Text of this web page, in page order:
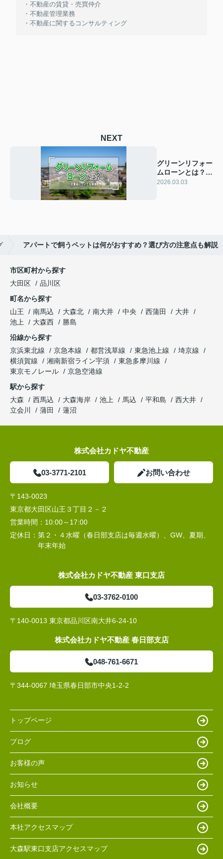
・不動産の賃貸・売買仲介
・不動産管理業務
・不動産に関するコンサルティング
NEXT
グリーンリフォー
ムローンとは？注
意点についても解
2026.03.03
アパートで飼うペットは何がおすすめ？選び方の注意点も解説
市区町村から探す
大田区
品川区
町名から探す
山王
南馬込 大森北 南大井 中央 西蒲田
大井
池上
大森西
勝島
沿線から探す
京浜東北線
京急本線 都営浅草線 東急池上線
埼京線
横須賀線
湘南新宿ライン宇須
東急多摩川線
東京モノレール
京急空港線
駅から探す
大森
西馬込 大森海岸 池上 馬込 平和島
西大井
立会川
蒲田 蓮沼
株式会社カドヤ不動産
03-3771-2101 お問い合わせ
〒143-0023
東京都大田区山王３丁目２－２
営業時間： 10:00～17:00
定休日： 第２・４水曜（春日部支店は毎週水曜）、GW、夏期、
年末年始
株式会社カドヤ不動産 東口支店
03-3762-0100
〒140-0013 東京都品川区南大井6-24-10
株式会社カドヤ不動産 春日部支店
048-761-6671
〒344-0067 埼玉県春日部市中央1-2-2
トップページ
ブログ
お客様の声
お知らせ
会社概要
本社アクセスマップ
大森駅東口支店アクセスマップ